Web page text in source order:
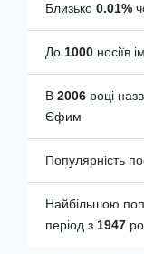
Близько 0.01%
До 1000 носіїв
В 2006 році
Єфим
Популярність
Найбільшою
період з 1947